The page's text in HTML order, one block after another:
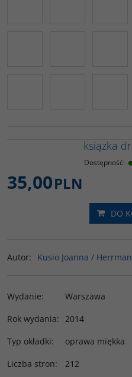
ksiązka
Dostępność:
35,00PLN
DO
Autor: Kusio Joanna /
Wydanie:
Warszawa
Rok wydania: 2014
Typ okładki:
oprawa miękka
Liczba stron:
212